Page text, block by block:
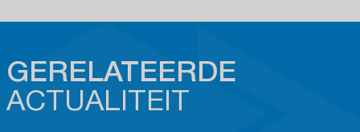
GERELATEERDE
ACTUALITEIT